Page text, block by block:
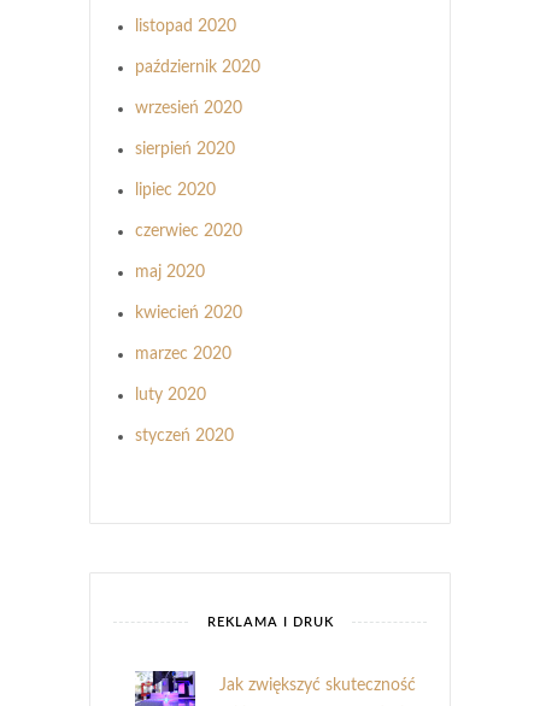
listopad 2020
październik 2020
wrzesień 2020
sierpień 2020
lipiec 2020
czerwiec 2020
maj 2020
kwiecień 2020
marzec 2020
luty 2020
styczeń 2020
REKLAMA I DRUK
Jak zwiększyć skuteczność